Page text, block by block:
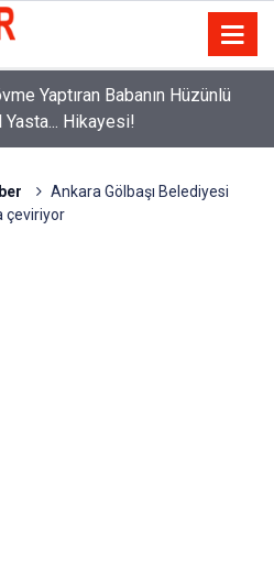
Önemli Uyarı: İşte 2026
Maliyet Tutarı!
Ankara ​Gölbaşı Belediyesi
çeviriyor